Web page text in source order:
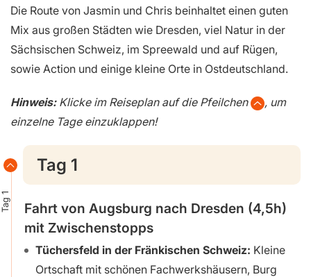
Die Route von Jasmin und Chris beinhaltet einen guten
Mix aus großen Städten wie Dresden, viel Natur in der
Sächsischen Schweiz, im Spreewald und auf Rügen,
sowie Action und einige kleine Orte in Ostdeutschland.
Hinweis: Klicke im Reiseplan auf die Pfeilchen
, um
einzelne Tage einzuklappen!
Tag 1
Tag 1
Fahrt von Augsburg nach Dresden (4,5h)
mit Zwischenstopps
Tüchersfeld in der Fränkischen Schweiz: Kleine
Ortschaft mit schönen Fachwerkshäusern, Burg